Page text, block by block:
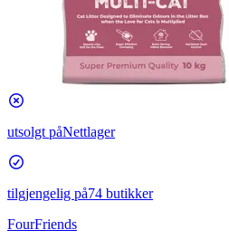
utsolgt påNettlager
tilgjengelig på74 butikker
FourFriends